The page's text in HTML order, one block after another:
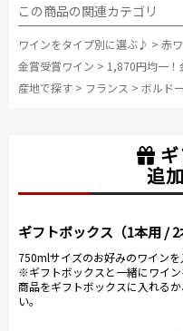
この商品の関連カテゴリ
ワインをタイプ別に選ぶ♪ > 赤
金賞受賞ワイン > 1,870円均一！
産地で探す > フランス > ボルド
追
ギフトボックス（1本用 / 2
750mlサイズのお好みのワインを
※ギフトボックスと一緒にワイ
商品をギフトボックスに入れる
い。